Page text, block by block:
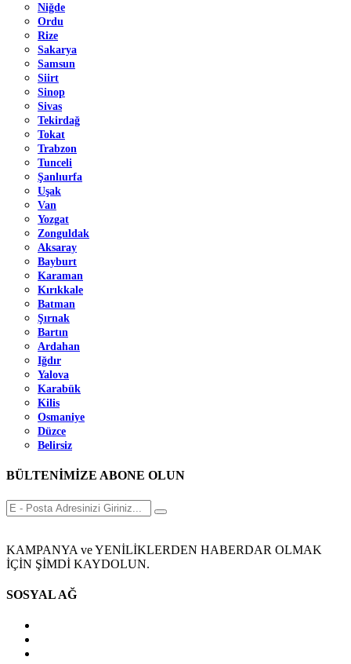
Niğde
Ordu
Rize
Sakarya
Samsun
Siirt
Sinop
Sivas
Tekirdağ
Tokat
Trabzon
Tunceli
Şanlıurfa
Uşak
Van
Yozgat
Zonguldak
Aksaray
Bayburt
Karaman
Kırıkkale
Batman
Şırnak
Bartın
Ardahan
Iğdır
Yalova
Karabük
Kilis
Osmaniye
Düzce
Belirsiz
BÜLTENİMİZE ABONE OLUN
KAMPANYA ve YENİLİKLERDEN HABERDAR OLMAK
İÇİN ŞİMDİ KAYDOLUN.
SOSYAL AĞ